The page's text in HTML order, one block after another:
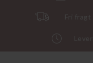
Fri fragt